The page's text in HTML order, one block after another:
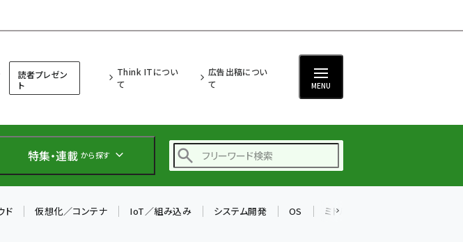
読者プレゼン
ト
Think ITについ
て
広告出稿につい
て
MENU
特集・連載 から探す
ド 仮想化／コンテナ IoT／組み込み システム開発 OS ミドルウェア